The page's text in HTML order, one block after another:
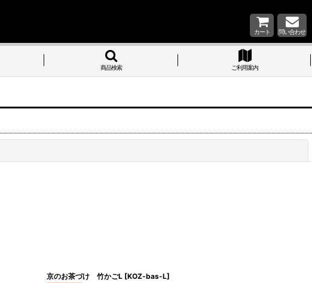
カート 問い合わせ
商品検索 ご利用案内
京のお茶づけ 竹かごL [KOZ-bas-L]